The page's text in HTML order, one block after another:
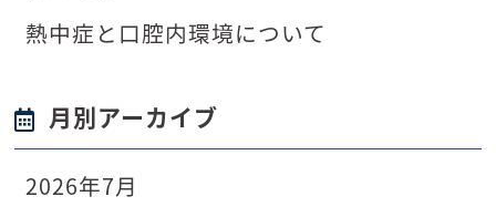
熱中症と口腔内環境について
月別アーカイブ
2026年7月